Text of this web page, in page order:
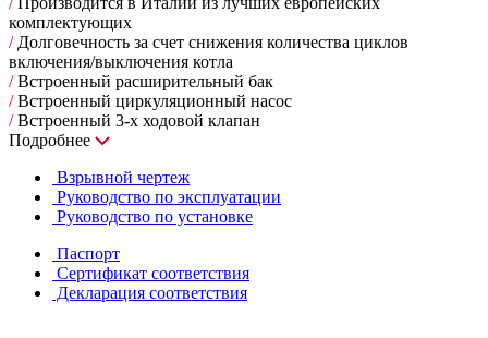
комплектующих
/Долговечность за счет снижения количества циклов
включения/выключения котла
/Встроенный расширительный бак
/Встроенный циркуляционный насос
/Встроенный 3-х ходовой клапан
Подробнее
Взрывной чертеж
Руководство по эксплуатации
Руководство по установке
Паспорт
Сертификат соответствия
Декларация соответствия